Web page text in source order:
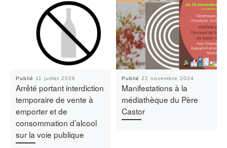
Publié 11 juillet 2026
Arrêté portant interdiction
temporaire de vente à
emporter et de
consommation d’alcool
sur la voie publique
Publié22 novembre 2024
Manifestations à la
médiathèque du Père
Castor